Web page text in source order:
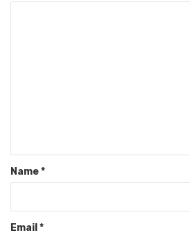
Name*
Email *